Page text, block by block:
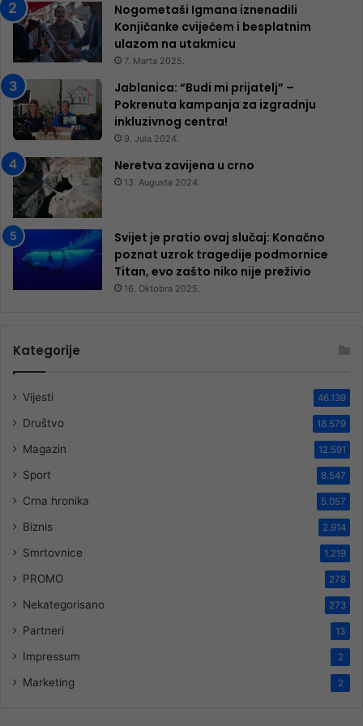
Nogometaši Igmana iznenadili
Konjičanke cvijećem i besplatnim
ulazom na utakmicu
7. Marta 2025.
Jablanica: “Budi mi prijatelj” –
Pokrenuta kampanja za izgradnju
inkluzivnog centra!
9. Jula 2024.
Neretva zavijena u crno
13. Augusta 2024.
Svijet je pratio ovaj slučaj: Konačno
poznat uzrok tragedije podmornice
Titan, evo zašto niko nije preživio
16. Oktobra 2025.
Kategorije
Vijesti 46.139
Društvo 18.579
Magazin 12.591
Sport 8.547
Crna hronika 5.057
Biznis 2.914
Smrtovnice 1.219
PROMO 278
Nekategorisano 273
Partneri 13
Impressum 2
Marketing 2